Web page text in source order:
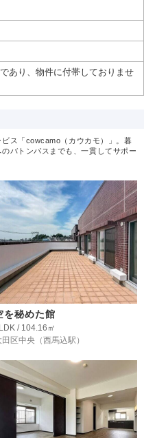
あり、物件に付帯しておりませ
ス「cowcamo（カウカモ）」。暮
バトンパスまでも、一貫してサポー
を秘めた館
/ 104.16㎡
田区中央 （西馬込駅）